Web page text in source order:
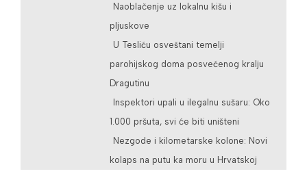
Naoblačenje uz lokalnu kišu i
pljuskove
U Tesliću osveštani temelji
parohijskog doma posvećenog kralju
Dragutinu
Inspektori upali u ilegalnu sušaru: Oko
1.000 pršuta, svi će biti uništeni
Nezgode i kilometarske kolone: Novi
kolaps na putu ka moru u Hrvatskoj